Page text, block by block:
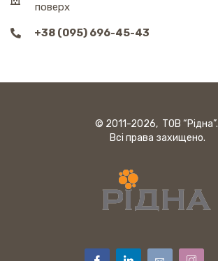
поверх
+38 (095) 696-45-43
© 2011-2026, ТОВ “Рідна”.
Всі права захищено.